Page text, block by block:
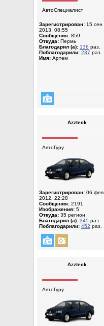
АвтоСпециалист
Зарегистрирован: 15 сен
2013, 08:55
Сообщения: 859
Откуда: Пермь
Благодарил (а): 136 раз.
Поблагодарили: 237 раз.
Имя: Артем
Azzteck
АвтоГуру
Зарегистрирован: 06 фев
2012, 22:28
Сообщения: 2191
Изображения: 5
Откуда: 35 регион
Благодарил (а): 345 раз.
Поблагодарили: 452 раз.
Azzteck
АвтоГуру